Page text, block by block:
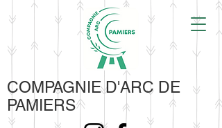
COMPAGNIE D'ARC DE
PAMIERS